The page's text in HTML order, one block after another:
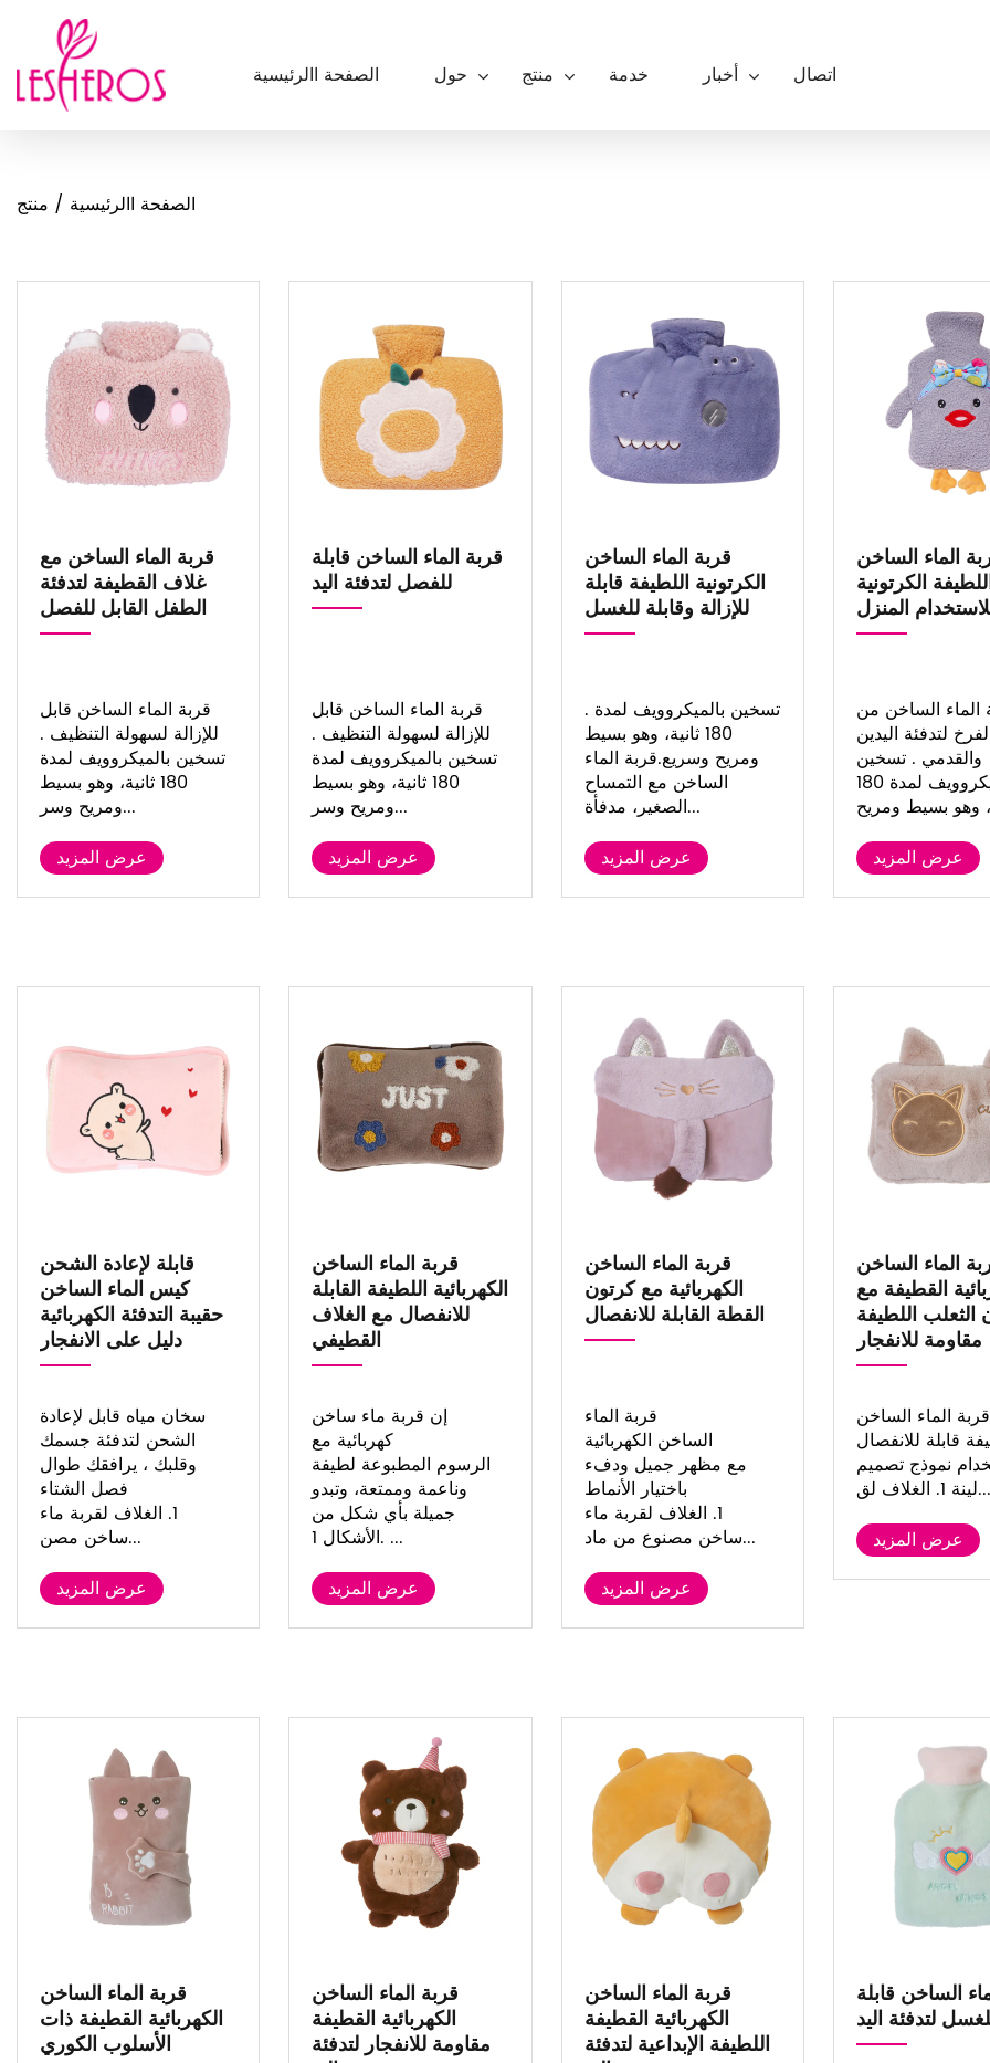
الصفحة االرئيسية حول منتج خدمة أخبار اتصال
الصفحة االرئيسية / منتج
قربة الماء الساخن مع
غلاف القطيفة لتدفئة
الطفل القابل للفصل
قربة الماء الساخن قابل
للإزالة لسهولة التنظيف .
تسخين بالميكروويف لمدة
180 ثانية، وهو بسيط
ومريح وسر...
عرض المزيد
قربة الماء الساخن قابلة
للفصل لتدفئة اليد
قربة الماء الساخن قابل
للإزالة لسهولة التنظيف .
تسخين بالميكروويف لمدة
180 ثانية، وهو بسيط
ومريح وسر...
عرض المزيد
قربة الماء الساخن
الكرتونية اللطيفة قابلة
للإزالة وقابلة للغسل
. تسخين بالميكروويف لمدة
180 ثانية، وهو بسيط
ومريح وسريع.قربة الماء
الساخن مع التمساح
الصغير، مدفأة...
عرض المزيد
الماء الساخن
الكرتونية
المنزل
الماء الساخن من
لتدفئة اليدين
والقدمي . تسخين
بالميكروويف لمدة 180
عرض المزيد
قابلة لإعادة الشحن
كيس الماء الساخن
حقيبة التدفئة الكهربائية
دليل على الانفجار
سخان مياه قابل لإعادة
الشحن لتدفئة جسمك
وقلبك ، يرافقك طوال
فصل الشتاء
1. الغلاف لقربة ماء
ساخن مصن...
عرض المزيد
قربة الماء الساخن
الكهربائية اللطيفة القابلة
للانفصال مع الغلاف
القطيفي
إن قربة ماء ساخن
كهربائية مع
الرسوم المطبوعة لطيفة
وناعمة وممتعة، وتبدو
جميلة بأي شكل من
الأشكال 1. ...
عرض المزيد
قربة الماء الساخن
الكهربائية مع كرتون
القطة القابلة للانفصال
قربة الماء
الساخن الكهربائية
مع مظهر جميل ودفء
باختيار الأنماط
1. الغلاف لقربة ماء
ساخن مصنوع من ماد...
عرض المزيد
الماء الساخن
القطيفة مع
الثعلب اللطيفة
مقاومة للانفجار
قربة الماء الساخن
قابلة للانفصال
نموذج تصميم
لينة 1. الغلاف لق...
عرض المزيد
قربة الماء الساخن
الكهربائية القطيفة ذات
الأسلوب الكوري
قربة الماء الساخن
الكهربائية القطيفة
مقاومة للانفجار لتدفئة
قربة الماء الساخن
الكهربائية القطيفة
اللطيفة الإبداعية لتدفئة
الساخن قابلة
لتدفئة اليد